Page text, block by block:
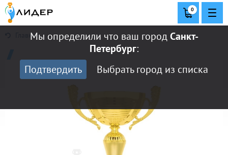
Мы определили что ваш городСанкт-
Петербург:
Подтвердить
Выбрать город из списка
0
Главная